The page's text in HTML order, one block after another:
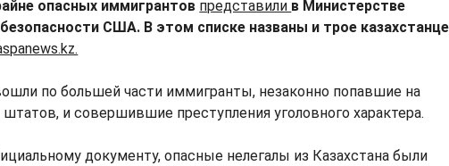
опасных иммигрантов представили в Министерстве
США. В этом списке названы и трое
по большей части иммигранты, незаконно попавшие на
и совершившие преступления уголовного характера.
документу, опасные нелегалы из Казахстана были